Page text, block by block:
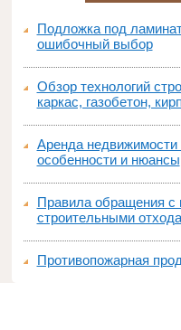
Подложка под
ошибочный выбор
Обзор технологий
каркас, газобетон,
Аренда недвижимости
особенности и нюансы
Правила обращения
строительными
Противопожарная